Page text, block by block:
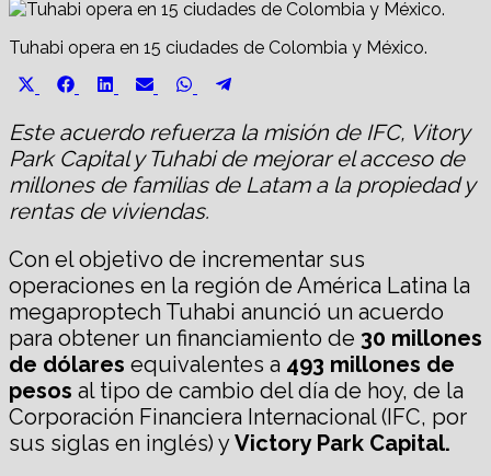
Tuhabi opera en 15 ciudades de Colombia y México.
Share
Share
Facebook
Share
LinkedIn
Share
Email
Share
WhatsApp
Este acuerdo refuerza la misión de IFC, Vitory
Park Capital y Tuhabi de mejorar el acceso de
millones de familias de Latam a la propiedad y
rentas de viviendas.
Con el objetivo de incrementar sus
operaciones en la región de América Latina la
megaproptech Tuhabi anunció un acuerdo
para obtener un financiamiento de 30 millones
de dólares equivalentes a 493 millones de
pesos al tipo de cambio del día de hoy, de la
Corporación Financiera Internacional (IFC, por
sus siglas en inglés) yVictory Park Capital.